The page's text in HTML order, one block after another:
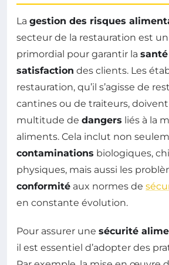
La gestion des risques
secteur de la restauration est
primordial pour garantir la santé
satisfaction des clients. Les
restauration, qu’il s’agisse de
cantines ou de traiteurs, doivent
multitude de dangers liés à la
aliments. Cela inclut non
contaminations biologiques,
physiques, mais aussi les
conformité aux normes de
en constante évolution.
Pour assurer une sécurité
il est essentiel d’adopter des